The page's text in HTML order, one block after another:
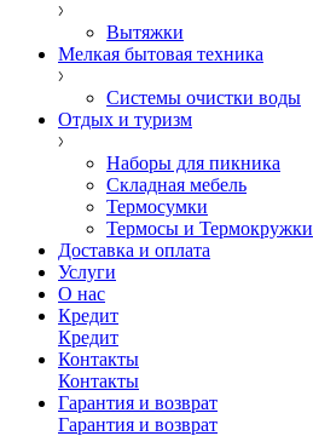
Вытяжки
Мелкая бытовая техника
Системы очистки воды
Отдых и туризм
Наборы для пикника
Складная мебель
Термосумки
Термосы и Термокружки
Доставка и оплата
Услуги
О нас
Кредит
Кредит
Контакты
Контакты
Гарантия и возврат
Гарантия и возврат